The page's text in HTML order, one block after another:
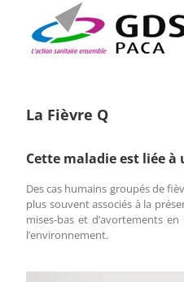
contenu
La Fièvre Q
Cette maladie est liée
Des cas humains groupés de
plus souvent associés à la
mises-bas et d’avortements
l’environnement.